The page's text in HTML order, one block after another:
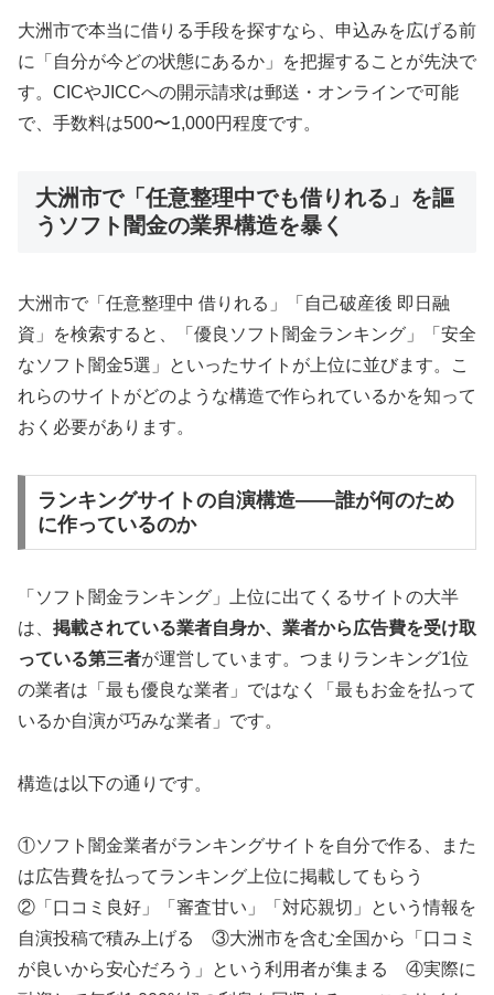
大洲市で本当に借りる手段を探すなら、申込みを広げる前
に「自分が今どの状態にあるか」を把握することが先決で
す。CICやJICCへの開示請求は郵送・オンラインで可能
で、手数料は500〜1,000円程度です。
大洲市で「任意整理中でも借りれる」を謳
うソフト闇金の業界構造を暴く
大洲市で「任意整理中 借りれる」「自己破産後 即日融
資」を検索すると、「優良ソフト闇金ランキング」「安全
なソフト闇金5選」といったサイトが上位に並びます。こ
れらのサイトがどのような構造で作られているかを知って
おく必要があります。
ランキングサイトの自演構造——誰が何のため
に作っているのか
「ソフト闇金ランキング」上位に出てくるサイトの大半
は、 掲載されている業者自身か、業者から広告費を受け取
っている第三者が運営しています。つまりランキング1位
の業者は「最も優良な業者」ではなく「最もお金を払って
いるか自演が巧みな業者」です。
構造は以下の通りです。
①ソフト闇金業者がランキングサイトを自分で作る、また
は広告費を払ってランキング上位に掲載してもらう
②「口コミ良好」「審査甘い」「対応親切」という情報を
自演投稿で積み上げる ③大洲市を含む全国から「口コミ
が良いから安心だろう」という利用者が集まる ④実際に